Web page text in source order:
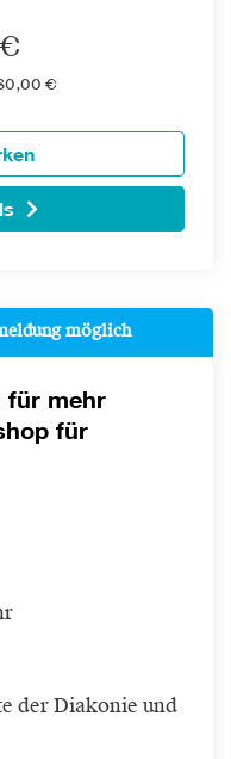
€
möglich
für mehr
für
der Diakonie und